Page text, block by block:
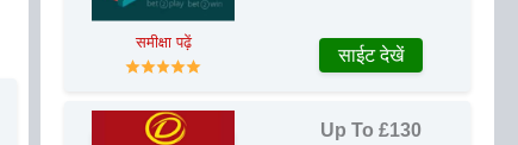
समीक्षा पढ़ें
साईट देखें
Up To £130